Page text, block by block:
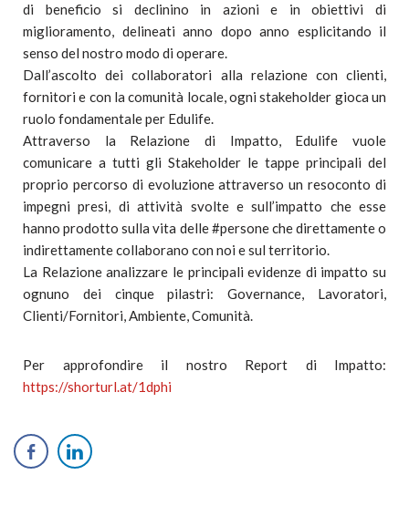
di beneficio si declinino in azioni e in obiettivi di
miglioramento, delineati anno dopo anno esplicitando il
senso del nostro modo di operare.
Dall’ascolto dei collaboratori alla relazione con clienti,
fornitori e con la comunità locale, ogni stakeholder gioca un
ruolo fondamentale per Edulife.
Attraverso la Relazione di Impatto, Edulife vuole
comunicare a tutti gli Stakeholder le tappe principali del
proprio percorso di evoluzione attraverso un resoconto di
impegni presi, di attività svolte e sull’impatto che esse
hanno prodotto sulla vita delle #persone che direttamente o
indirettamente collaborano con noi e sul territorio.
La Relazione analizzare le principali evidenze di impatto su
ognuno dei cinque pilastri: Governance, Lavoratori,
Clienti/Fornitori, Ambiente, Comunità.
Per approfondire il nostro Report di Impatto:
https://shorturl.at/1dphi